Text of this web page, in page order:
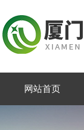
网站首页